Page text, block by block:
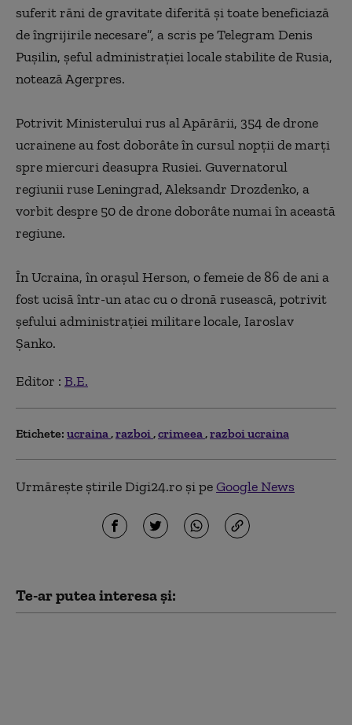
suferit răni de gravitate diferită şi toate beneficiază
de îngrijirile necesare”, a scris pe Telegram Denis
Puşilin, şeful administraţiei locale stabilite de Rusia,
notează Agerpres.
Potrivit Ministerului rus al Apărării, 354 de drone
ucrainene au fost doborâte în cursul nopţii de marţi
spre miercuri deasupra Rusiei. Guvernatorul
regiunii ruse Leningrad, Aleksandr Drozdenko, a
vorbit despre 50 de drone doborâte numai în această
regiune.
În Ucraina, în oraşul Herson, o femeie de 86 de ani a
fost ucisă într-un atac cu o dronă rusească, potrivit
şefului administraţiei militare locale, Iaroslav
Şanko.
Editor : B.E.
Etichete: ucraina razboi crimeea razboi ucraina
Urmărește știrile Digi24.ro și peGoogle News
Te-ar putea interesa și: